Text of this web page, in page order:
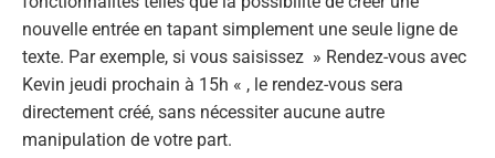
nouvelle entrée en tapant simplement une seule ligne de
texte. Par exemple, si vous saisissez » Rendez-vous avec
Kevin jeudi prochain à 15h « , le rendez-vous sera
directement créé, sans nécessiter aucune autre
manipulation de votre part.